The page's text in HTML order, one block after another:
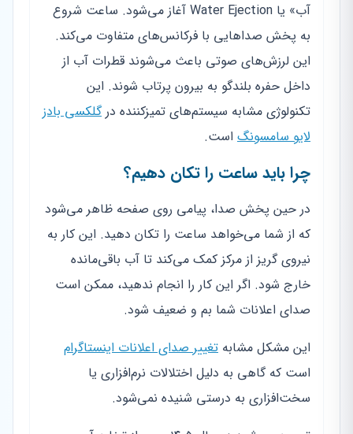
آب» یا Water Ejection آغاز می‌شود. ساعت شروع
به پخش صداهایی با فرکانس‌های متفاوت می‌کند.
این لرزش‌های صوتی باعث می‌شوند قطرات آب از
داخل حفره بلندگو به بیرون پرتاب شوند. این
تکنولوژی مشابه سیستم‌های تمیزکننده درگلکسی بادز
لایو سامسونگ است.
چرا باید ساعت را تکان دهیم؟
در حین پخش صدا، پیامی روی صفحه ظاهر می‌شود
که از شما می‌خواهد ساعت را تکان دهید. این کار به
نیروی گریز از مرکز کمک می‌کند تا آب باقی‌مانده
خارج شود. اگر این کار را انجام ندهید، ممکن است
صدای اعلانات شما بم و ضعیف شود.
این مشکل مشابه تغییر صدای اعلانات اینستاگرام
است که گاهی به دلیل اختلالات نرم‌افزاری یا
سخت‌افزاری به درستی شنیده نمی‌شود.